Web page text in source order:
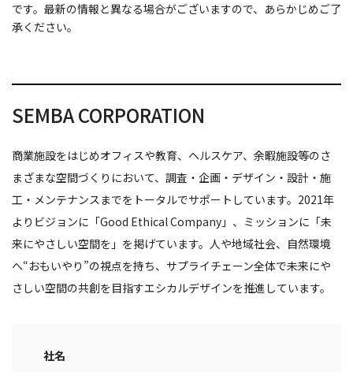
です。最新の情報と異なる場合がございますので、あらかじめご了
承ください。
SEMBA CORPORATION
商業施設をはじめオフィスや教育、ヘルスケア、余暇施設等のさ
まざまな空間づくりにおいて、調査・企画・デザイン・設計・施
工・メンテナンスまでをトータルでサポートしています。2021年
よりビジョンに「Good Ethical Company」、ミッションに「未
来にやさしい空間を」を掲げています。人や地域社会、自然環境
へ“おもいやり”の視点を持ち、サプライチェーン全体で未来にや
さしい空間の共創を目指すエシカルデザインを推進しています。
社名